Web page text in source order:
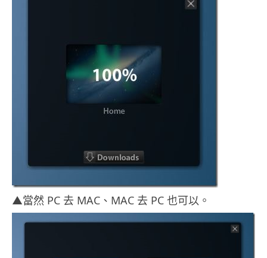
▲當然 PC 去 MAC、MAC 去 PC 也可以。